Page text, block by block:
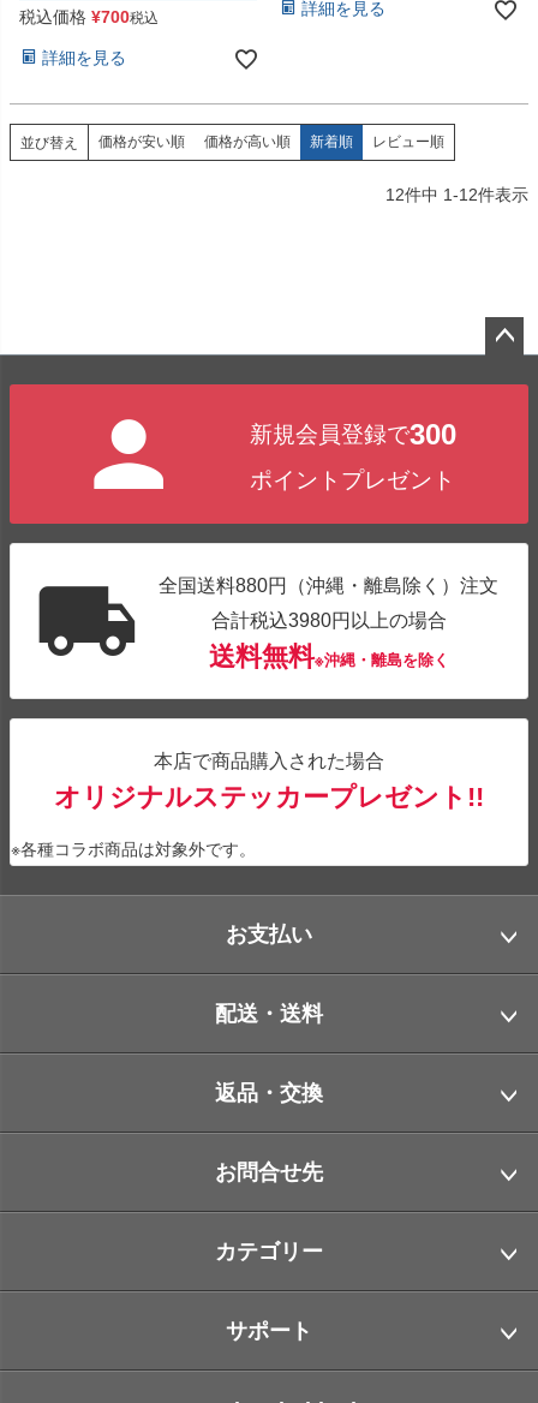
税込価格 ¥700税込
詳細を見る
詳細を見る
並び替え 価格が安い順 価格が高い順 新着順 レビュー順
12件中 1-12件表示
新規会員登録で300
ポイントプレゼント
全国送料880円（沖縄・離島除く）注文
合計税込3980円以上の場合
送料無料※沖縄・離島を除く
本店で商品購入された場合
オリジナルステッカープレゼント!!
※各種コラボ商品は対象外です。
お支払い
配送・送料
返品・交換
お問合せ先
カテゴリー
サポート